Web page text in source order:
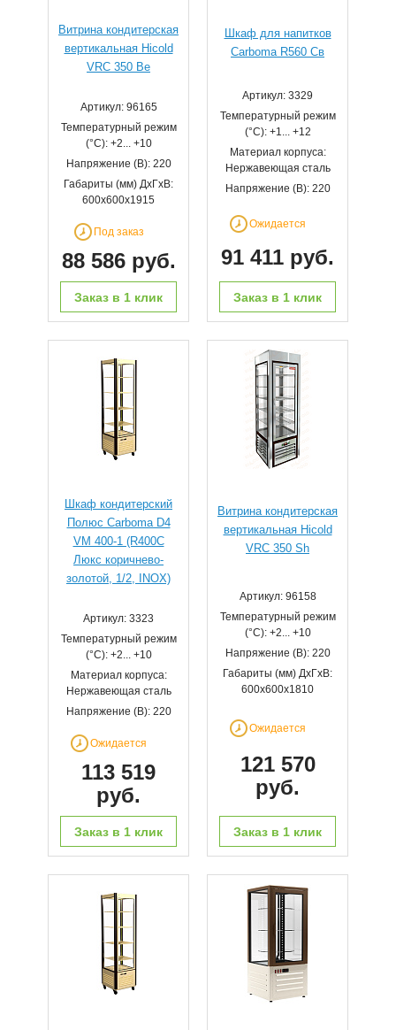
Витрина кондитерская
вертикальная Hicold
VRC 350 Be
Артикул: 96165
Температурный режим
(°С): +2... +10
Напряжение (В): 220
Габариты (мм) ДхГхВ:
600х600х1915
Под заказ
88 586 руб.
Заказ в 1 клик
Шкаф для напитков
Carboma R560 Cв
Артикул: 3329
Температурный режим
(°С): +1... +12
Материал корпуса:
Нержавеющая сталь
Напряжение (В): 220
Ожидается
91 411 руб.
Заказ в 1 клик
Шкаф кондитерский
Полюс Carboma D4
VM 400-1 (R400C
Люкс коричнево-
золотой, 1/2, INOX)
Артикул: 3323
Температурный режим
(°С): +2... +10
Материал корпуса:
Нержавеющая сталь
Напряжение (В): 220
Ожидается
113 519
руб.
Заказ в 1 клик
Витрина кондитерская
вертикальная Hicold
VRC 350 Sh
Артикул: 96158
Температурный режим
(°С): +2... +10
Напряжение (В): 220
Габариты (мм) ДхГхВ:
600х600х1810
Ожидается
121 570
руб.
Заказ в 1 клик